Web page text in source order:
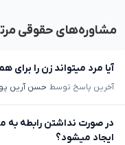
مشاوره‌های حقوقی
آیا مرد میتواند زن را
آخرین پاسخ توسط حسن آرین
ایجاد میشود؟